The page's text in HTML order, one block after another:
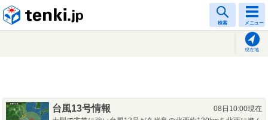
検索 メニュー
現在地
台風13号情報
08日10:00現在